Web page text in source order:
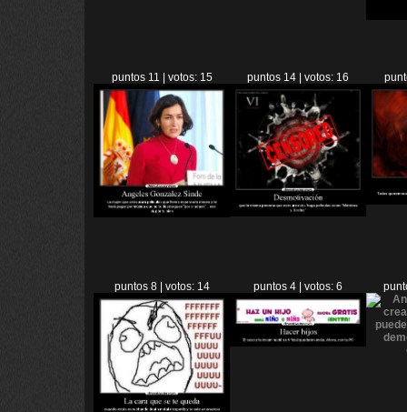
puntos 11 | votos: 15 puntos 14 | votos: 16
puntos 8 | votos: 14 puntos 4 | votos: 6